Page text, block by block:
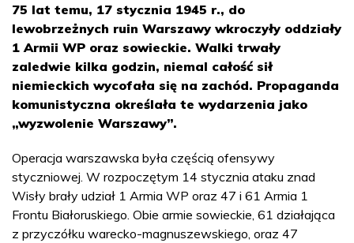
75 lat temu, 17 stycznia 1945 r., do
lewobrzeżnych ruin Warszawy wkroczyły oddziały
1 Armii WP oraz sowieckie. Walki trwały
zaledwie kilka godzin, niemal całość sił
niemieckich wycofała się na zachód. Propaganda
komunistyczna określała te wydarzenia jako
„wyzwolenie Warszawy”.
Operacja warszawska była częścią ofensywy
styczniowej. W rozpoczętym 14 stycznia ataku znad
Wisły brały udział 1 Armia WP oraz 47 i 61 Armia 1
Frontu Białoruskiego. Obie armie sowieckie, 61 działająca
z przyczółku warecko-magnuszewskiego, oraz 47